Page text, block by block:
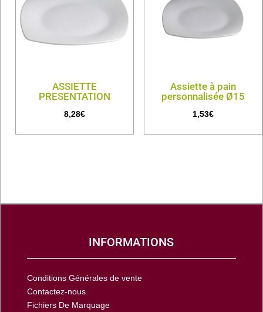
ASSIETTE
PRESENTATION
8,28€
Assiette à pain
personnalisée Ø15
1,53€
INFORMATIONS
Conditions Générales de vente
Contactez-nous
Fichiers De Marquage